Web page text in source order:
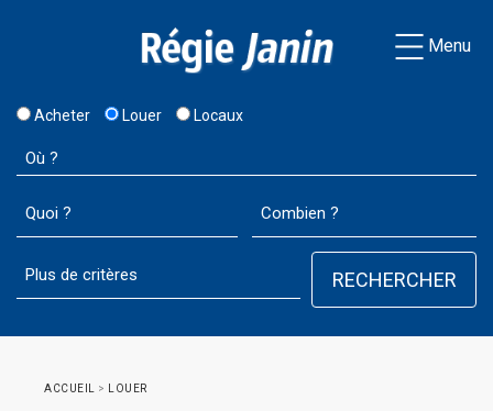
Menu
Acheter Louer Locaux
ACCUEIL > LOUER